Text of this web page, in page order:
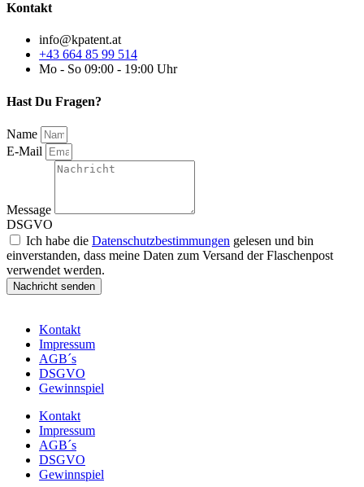
Kontakt
info@kpatent.at
+43 664 85 99 514
Mo - So 09:00 - 19:00 Uhr
Hast Du Fragen?
Name
E-Mail
Message
DSGVO
Ich habe die Datenschutzbestimmungen gelesen und bin
einverstanden, dass meine Daten zum Versand der Flaschenpost
verwendet werden.
Nachricht senden
Kontakt
Impressum
AGB´s
DSGVO
Gewinnspiel
Kontakt
Impressum
AGB´s
DSGVO
Gewinnspiel